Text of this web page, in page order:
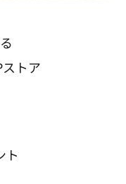
ストア
ト